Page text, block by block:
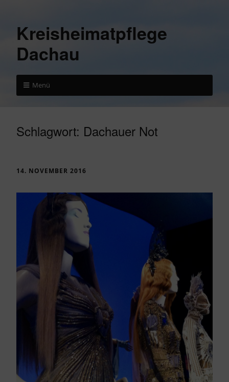
Kreisheimatpflege
Dachau
Menü
Schlagwort: Dachauer Not
14. NOVEMBER 2016